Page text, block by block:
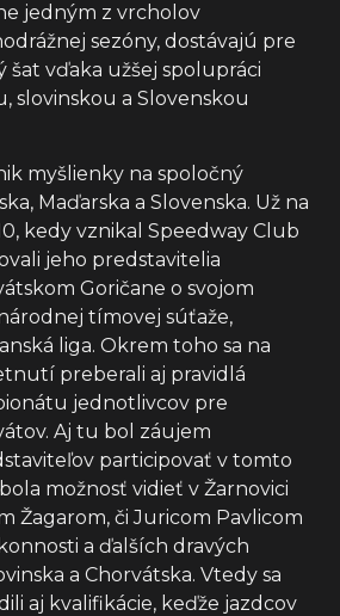
jedným z vrcholov
sezóny, dostávajú pre
šat vďaka užšej spolupráci
slovinskou a Slovenskou
myšlienky na spoločný
Maďarska a Slovenska. Už na
kedy vznikal Speedway Club
jeho predstavitelia
Goričane o svojom
tímovej súťaže,
liga. Okrem toho sa na
preberali aj pravidlá
jednotlivcov pre
Aj tu bol záujem
participovať v tomto
možnosť vidieť v Žarnovici
Žagarom, či Juricom Pavlicom
a ďalších dravých
a Chorvátska. Vtedy sa
aj kvalifikácie, keďže jazdcov